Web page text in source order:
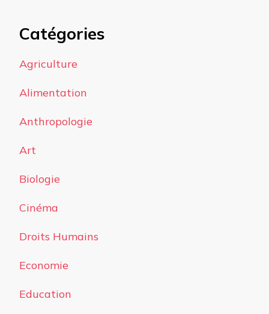
Catégories
Agriculture
Alimentation
Anthropologie
Art
Biologie
Cinéma
Droits Humains
Economie
Education